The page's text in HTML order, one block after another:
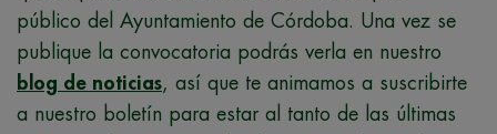
público del Ayuntamiento de Córdoba. Una vez se
publique la convocatoria podrás verla en nuestro
blog de noticias, así que te animamos a suscribirte
a nuestro boletín para estar al tanto de las últimas